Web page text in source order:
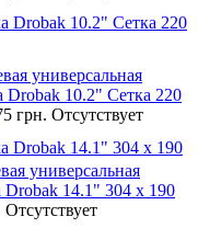
Drobak 10.2" Сетка 220
универсальная
Drobak 10.2" Сетка 220
грн. Отсутствует
Drobak 14.1" 304 х 190
универсальная
Drobak 14.1" 304 х 190
Отсутствует